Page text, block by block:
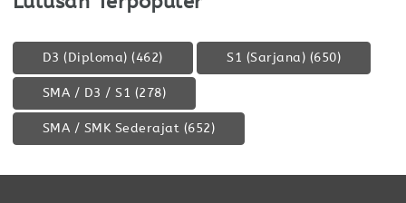
D3 (Diploma) (462) S1 (Sarjana) (650)
SMA / D3 / S1 (278)
SMA / SMK Sederajat (652)